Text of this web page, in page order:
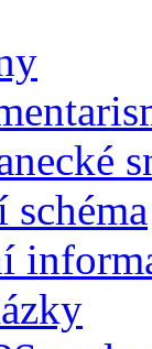
schéma